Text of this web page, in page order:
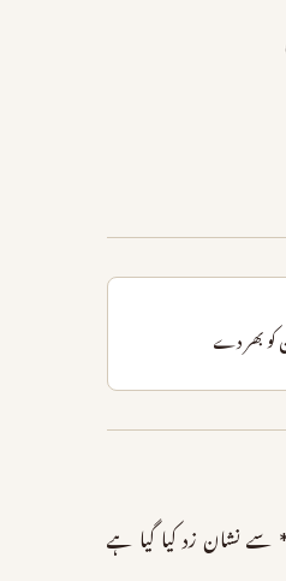
کو بھر دے
سے نشان زد کیا گیا ہے